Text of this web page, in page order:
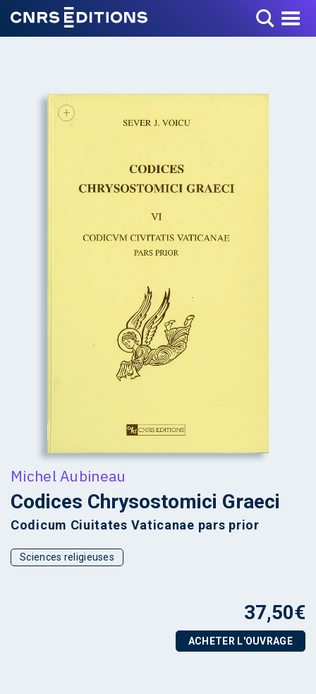
Toggle Menu
+
Michel Aubineau
Codices Chrysostomici Graeci
Codicum Ciuitates Vaticanae pars prior
Sciences religieuses
37,50€
ACHETER L'OUVRAGE